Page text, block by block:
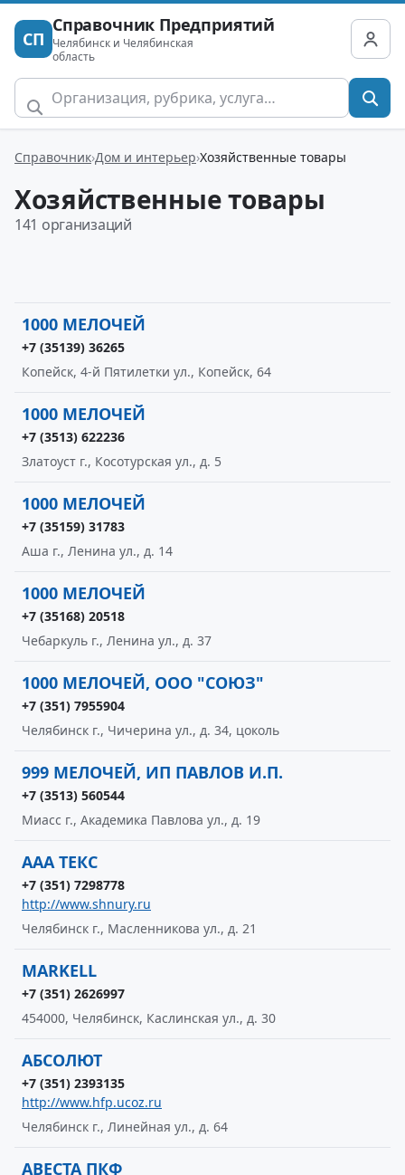
СП
Справочник Предприятий
Челябинск и Челябинская
область
Справочник Дом и интерьер Хозяйственные товары
Хозяйственные товары
141 организаций
1000 МЕЛОЧЕЙ
+7 (35139) 36265
Копейск, 4-й Пятилетки ул., Копейск, 64
1000 МЕЛОЧЕЙ
+7 (3513) 622236
Златоуст г., Косотурская ул., д. 5
1000 МЕЛОЧЕЙ
+7 (35159) 31783
Аша г., Ленина ул., д. 14
1000 МЕЛОЧЕЙ
+7 (35168) 20518
Чебаркуль г., Ленина ул., д. 37
1000 МЕЛОЧЕЙ, ООО "СОЮЗ"
+7 (351) 7955904
Челябинск г., Чичерина ул., д. 34, цоколь
999 МЕЛОЧЕЙ, ИП ПАВЛОВ И.П.
+7 (3513) 560544
Миасс г., Академика Павлова ул., д. 19
AAA ТЕКС
+7 (351) 7298778
http://www.shnury.ru
Челябинск г., Масленникова ул., д. 21
MARKELL
+7 (351) 2626997
454000, Челябинск, Каслинская ул., д. 30
АБСОЛЮТ
+7 (351) 2393135
http://www.hfp.ucoz.ru
Челябинск г., Линейная ул., д. 64
АВЕСТА ПКФ